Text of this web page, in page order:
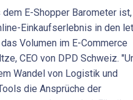
E-Shopper Barometer
Einkaufserlebnis in den
Volumen im E-Commerce
CEO von DPD Schweiz.
Wandel von Logistik und
die Ansprüche der